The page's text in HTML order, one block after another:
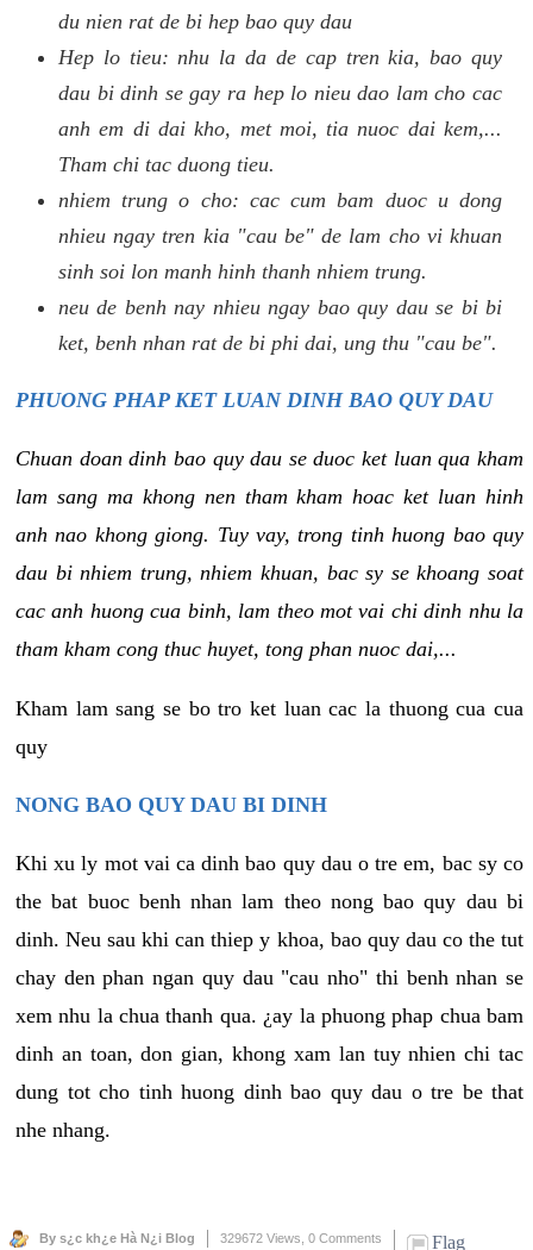
du nien rat de bi hep bao quy dau
Hep lo tieu: nhu la da de cap tren kia, bao quy
dau bi dinh se gay ra hep lo nieu dao lam cho cac
anh em di dai kho, met moi, tia nuoc dai kem,...
Tham chi tac duong tieu.
nhiem trung o cho: cac cum bam duoc u dong
nhieu ngay tren kia "cau be" de lam cho vi khuan
sinh soi lon manh hinh thanh nhiem trung.
neu de benh nay nhieu ngay bao quy dau se bi bi
ket, benh nhan rat de bi phi dai, ung thu "cau be".
PHUONG PHAP KET LUAN DINH BAO QUY DAU
Chuan doan dinh bao quy dau se duoc ket luan qua kham
lam sang ma khong nen tham kham hoac ket luan hinh
anh nao khong giong. Tuy vay, trong tinh huong bao quy
dau bi nhiem trung, nhiem khuan, bac sy se khoang soat
cac anh huong cua binh, lam theo mot vai chi dinh nhu la
tham kham cong thuc huyet, tong phan nuoc dai,...
Kham lam sang se bo tro ket luan cac la thuong cua cua
quy
NONG BAO QUY DAU BI DINH
Khi xu ly mot vai ca dinh bao quy dau o tre em, bac sy co
the bat buoc benh nhan lam theo nong bao quy dau bi
dinh. Neu sau khi can thiep y khoa, bao quy dau co the tut
chay den phan ngan quy dau "cau nho" thi benh nhan se
xem nhu la chua thanh qua. ¿ay la phuong phap chua bam
dinh an toan, don gian, khong xam lan tuy nhien chi tac
dung tot cho tinh huong dinh bao quy dau o tre be that
nhe nhang.
By s¿c kh¿e Hà N¿i Blog 329672 Views, 0 Comments Flag